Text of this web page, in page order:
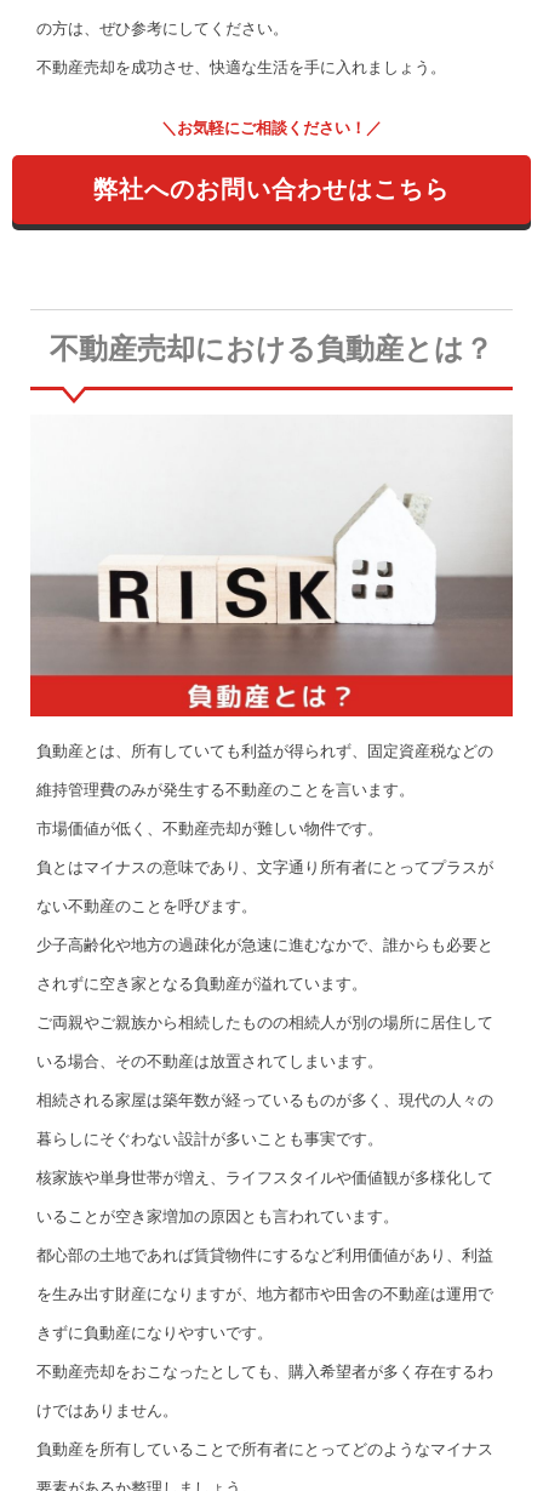
の方は、ぜひ参考にしてください。
不動産売却を成功させ、快適な生活を手に入れましょう。
＼お気軽にご相談ください！／
弊社へのお問い合わせはこちら
不動産売却における負動産とは？
負動産とは、所有していても利益が得られず、固定資産税などの
維持管理費のみが発生する不動産のことを言います。
市場価値が低く、不動産売却が難しい物件です。
負とはマイナスの意味であり、文字通り所有者にとってプラスが
ない不動産のことを呼びます。
少子高齢化や地方の過疎化が急速に進むなかで、誰からも必要と
されずに空き家となる負動産が溢れています。
ご両親やご親族から相続したものの相続人が別の場所に居住して
いる場合、その不動産は放置されてしまいます。
相続される家屋は築年数が経っているものが多く、現代の人々の
暮らしにそぐわない設計が多いことも事実です。
核家族や単身世帯が増え、ライフスタイルや価値観が多様化して
いることが空き家増加の原因とも言われています。
都心部の土地であれば賃貸物件にするなど利用価値があり、利益
を生み出す財産になりますが、地方都市や田舎の不動産は運用で
きずに負動産になりやすいです。
不動産売却をおこなったとしても、購入希望者が多く存在するわ
けではありません。
負動産を所有していることで所有者にとってどのようなマイナス